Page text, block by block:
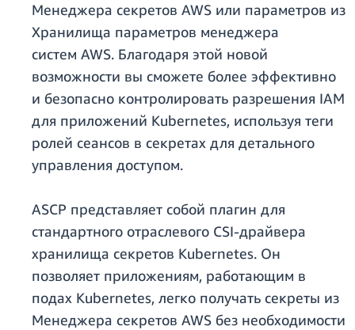
Менеджера секретов AWS или параметров из
Хранилища параметров менеджера
систем AWS. Благодаря этой новой
возможности вы сможете более эффективно
и безопасно контролировать разрешения IAM
для приложений Kubernetes, используя теги
ролей сеансов в секретах для детального
управления доступом.
ASCP представляет собой плагин для
стандартного отраслевого CSI-драйвера
хранилища секретов Kubernetes. Он
позволяет приложениям, работающим в
подах Kubernetes, легко получать секреты из
Менеджера секретов AWS без необходимости